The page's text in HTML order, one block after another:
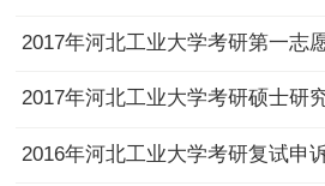
2016年河北工业大学考研复试申